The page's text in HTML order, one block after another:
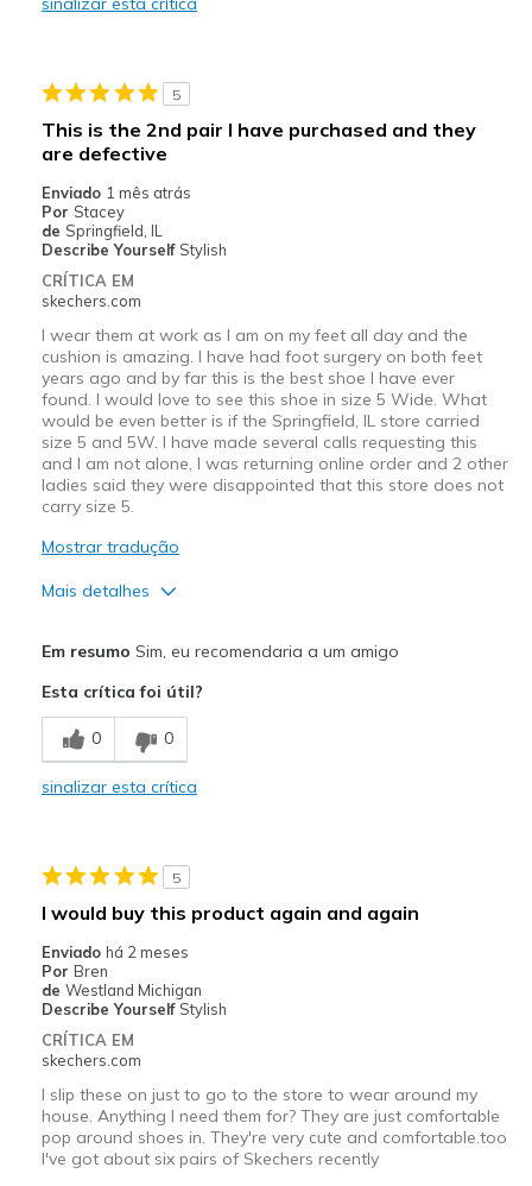
Casual Wear
Sizing
Feels true to size
5
This is the 2nd pair I have purchased and they
are defective
Enviado 1 mês atrás
Por Stacey
de Springfield, IL
Describe Yourself Stylish
CRÍTICA EM
skechers.com
I wear them at work as I am on my feet all day and the
cushion is amazing. I have had foot surgery on both feet
years ago and by far this is the best shoe I have ever
found. I would love to see this shoe in size 5 Wide. What
would be even better is if the Springfield, IL store carried
size 5 and 5W. I have made several calls requesting this
and I am not alone, I was returning online order and 2 other
ladies said they were disappointed that this store does not
carry size 5.
Mostrar tradução
Mais detalhes
Melhores utilizações
I am on my feet at work
View On Shoes
I'm Really Into Shoes
Em resumo Sim, eu recomendaria a um amigo
Esta crítica foi útil?
0 0
sinalizar esta crítica
5
I would buy this product again and again
Enviado há 2 meses
Por Bren
de Westland Michigan
Describe Yourself Stylish
CRÍTICA EM
skechers.com
I slip these on just to go to the store to wear around my
house. Anything I need them for? They are just comfortable
pop around shoes in. They're very cute and comfortable.too
I've got about six pairs of Skechers recently